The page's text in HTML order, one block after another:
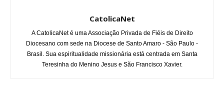
CatolicaNet
A CatolicaNet é uma Associação Privada de Fiéis de Direito
Diocesano com sede na Diocese de Santo Amaro - São Paulo -
Brasil. Sua espiritualidade missionária está centrada em Santa
Teresinha do Menino Jesus e São Francisco Xavier.